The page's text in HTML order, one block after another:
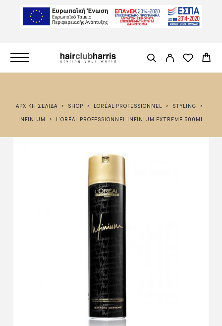
ΑΡΧΙΚΉ ΣΕΛΊΔΑ SHOP LORÉAL PROFESSIONNEL
STYLING
INFINIUM
L’ORÉAL PROFESSIONNEL INFINIUM EXTREME 500ML